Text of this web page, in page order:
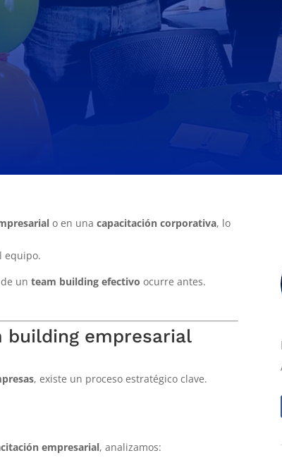
o en unacapacitación corporativa, lo
equipo.
de unteam building efectivo ocurre antes.
building empresarial
, existe un proceso estratégico clave.
empresarial, analizamos: